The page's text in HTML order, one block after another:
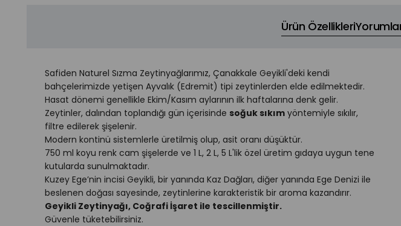
Ürün Özellikleri
Safiden Naturel Sızma Zeytinyağlarımız, Çanakkale Geyikli'deki kendi
bahçelerimizde yetişen Ayvalık (Edremit) tipi zeytinlerden elde edilmektedir.
Hasat dönemi genellikle Ekim/Kasım aylarının ilk haftalarına denk gelir.
Zeytinler, dalından toplandığı gün içerisinde soğuk sıkımyöntemiyle sıkılır,
filtre edilerek şişelenir.
Modern kontinü sistemlerle üretilmiş olup, asit oranı düşüktür.
750 ml koyu renk cam şişelerde ve 1 L, 2 L, 5 L'lik özel üretim gıdaya uygun tene
kutularda sunulmaktadır.
Kuzey Ege’nin incisi Geyikli, bir yanında Kaz Dağları, diğer yanında Ege Denizi ile
beslenen doğası sayesinde, zeytinlerine karakteristik bir aroma kazandırır.
Geyikli Zeytinyağı, Coğrafi İşaret ile tescillenmiştir.
Güvenle tüketebilirsiniz.